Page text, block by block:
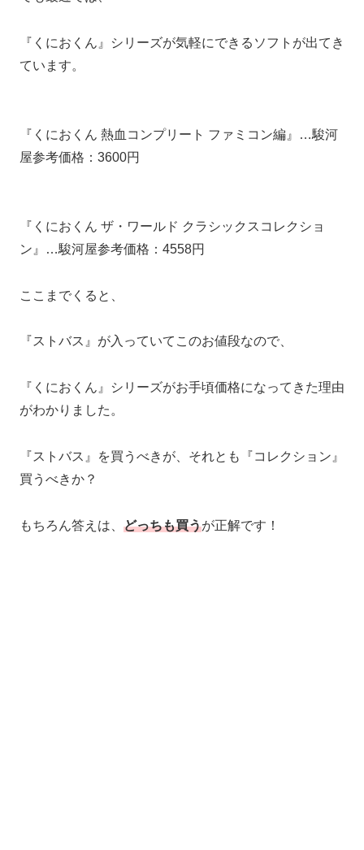
『くにおくん』シリーズが気軽にできるソフトが出てき
ています。
『くにおくん 熱血コンプリート ファミコン編』…駿河
屋参考価格：3600円
『くにおくん ザ・ワールド クラシックスコレクショ
ン』…駿河屋参考価格：4558円
ここまでくると、
『ストバス』が入っていてこのお値段なので、
『くにおくん』シリーズがお手頃価格になってきた理由
がわかりました。
『ストバス』を買うべきが、それとも『コレクション』
買うべきか？
もちろん答えは、 どっちも買うが正解です！